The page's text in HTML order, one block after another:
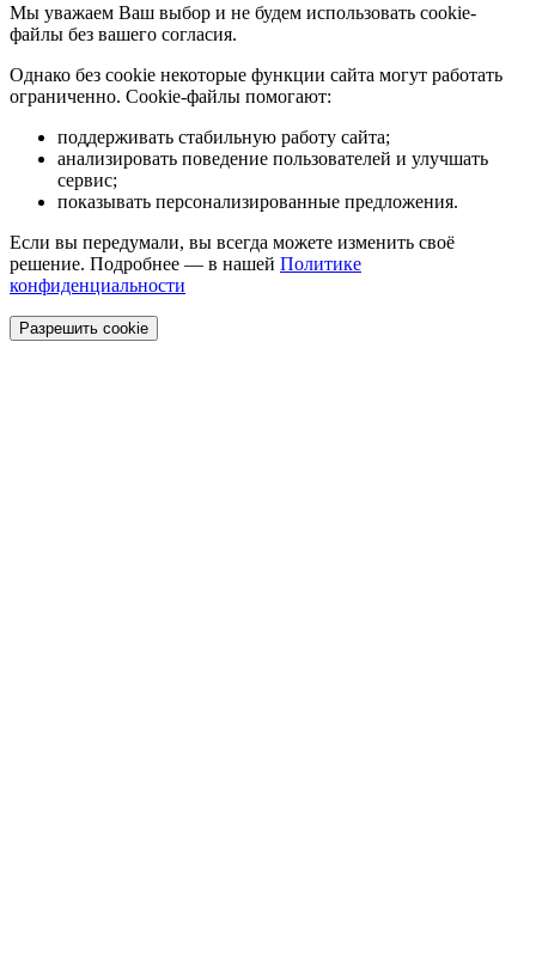
Мы уважаем Ваш выбор и не будем использовать cookie-
файлы без вашего согласия.
Однако без cookie некоторые функции сайта могут работать
ограниченно. Cookie-файлы помогают:
поддерживать стабильную работу сайта;
анализировать поведение пользователей и улучшать
сервис;
показывать персонализированные предложения.
Если вы передумали, вы всегда можете изменить своё
решение. Подробнее — в нашей Политике
конфиденциальности
Разрешить cookie